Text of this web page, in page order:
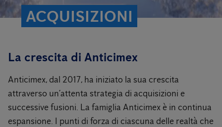
ACQUISIZIONI
La crescita di Anticimex
Anticimex, dal 2017, ha iniziato la sua crescita
attraverso un’attenta strategia di acquisizioni e
successive fusioni. La famiglia Anticimex è in continua
espansione. I punti di forza di ciascuna delle realtà che